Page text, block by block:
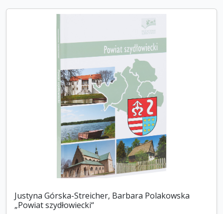
Justyna Górska-Streicher, Barbara Polakowska
„Powiat szydłowiecki“